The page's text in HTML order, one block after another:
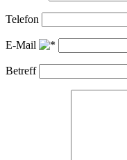
Telefon
E-Mail
Betreff